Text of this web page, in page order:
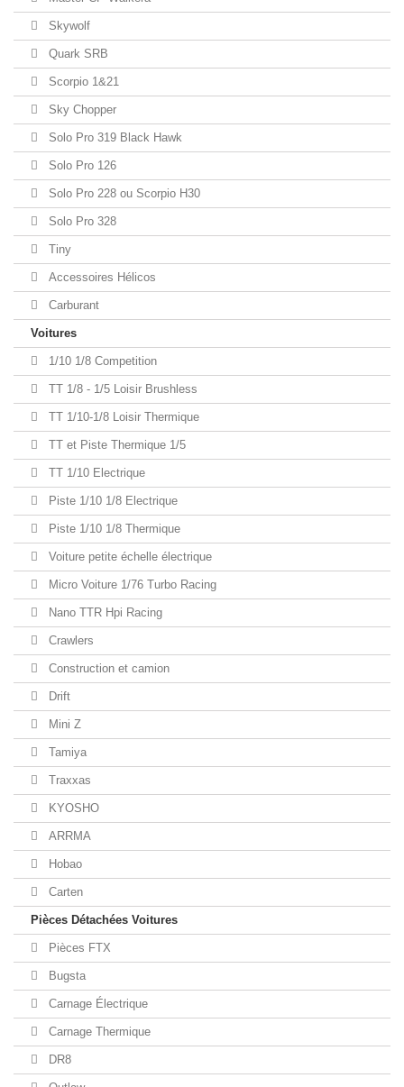
Skywolf
Quark SRB
Scorpio 1&21
Sky Chopper
Solo Pro 319 Black Hawk
Solo Pro 126
Solo Pro 228 ou Scorpio H30
Solo Pro 328
Tiny
Accessoires Hélicos
Carburant
Voitures
1/10 1/8 Competition
TT 1/8 - 1/5 Loisir Brushless
TT 1/10-1/8 Loisir Thermique
TT et Piste Thermique 1/5
TT 1/10 Electrique
Piste 1/10 1/8 Electrique
Piste 1/10 1/8 Thermique
Voiture petite échelle électrique
Micro Voiture 1/76 Turbo Racing
Nano TTR Hpi Racing
Crawlers
Construction et camion
Drift
Mini Z
Tamiya
Traxxas
KYOSHO
ARRMA
Hobao
Carten
Pièces Détachées Voitures
Pièces FTX
Bugsta
Carnage Électrique
Carnage Thermique
DR8